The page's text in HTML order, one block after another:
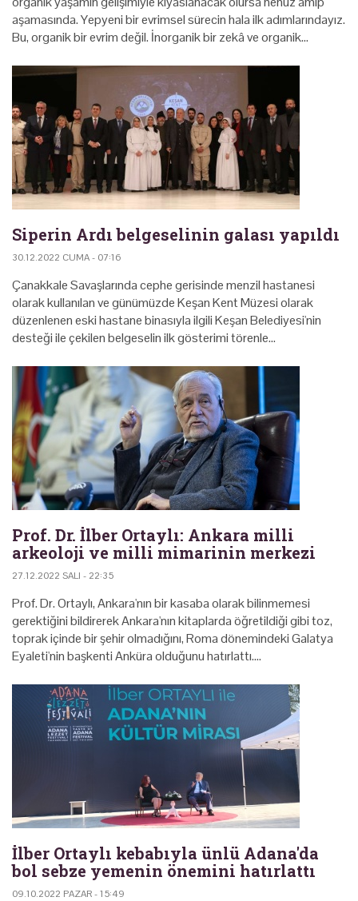
aşamasında. Yepyeni bir evrimsel sürecin hala ilk adımlarındayız.
Bu, organik bir evrim değil. İnorganik bir zekâ ve organik…
Siperin Ardı belgeselinin galası yapıldı
30.12.2022 CUMA - 07:16
Çanakkale Savaşlarında cephe gerisinde menzil hastanesi
olarak kullanılan ve günümüzde Keşan Kent Müzesi olarak
düzenlenen eski hastane binasıyla ilgili Keşan Belediyesi'nin
desteği ile çekilen belgeselin ilk gösterimi törenle…
Prof. Dr. İlber Ortaylı: Ankara milli
arkeoloji ve milli mimarinin merkezi
27.12.2022 SALI - 22:35
Prof. Dr. Ortaylı, Ankara'nın bir kasaba olarak bilinmemesi
gerektiğini bildirerek Ankara'nın kitaplarda öğretildiği gibi toz,
toprak içinde bir şehir olmadığını, Roma dönemindeki Galatya
Eyaleti'nin başkenti Anküra olduğunu hatırlattı.…
İlber Ortaylı kebabıyla ünlü Adana'da
bol sebze yemenin önemini hatırlattı
09.10.2022 PAZAR - 15:49